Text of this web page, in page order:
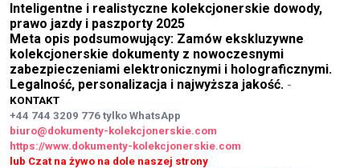
Inteligentne i realistyczne kolekcjonerskie dowody,
prawo jazdy i paszporty 2025
Meta opis podsumowujący: Zamów ekskluzywne
kolekcjonerskie dokumenty z nowoczesnymi
zabezpieczeniami elektronicznymi i holograficznymi.
Legalność, personalizacja i najwyższa jakość. -
KONTAKT
+44 744 3209 776 tylko WhatsApp
biuro@dokumenty-kolekcjonerskie.com
https://www.dokumenty-kolekcjonerskie.com
lub Czat na żywo na dole naszej strony